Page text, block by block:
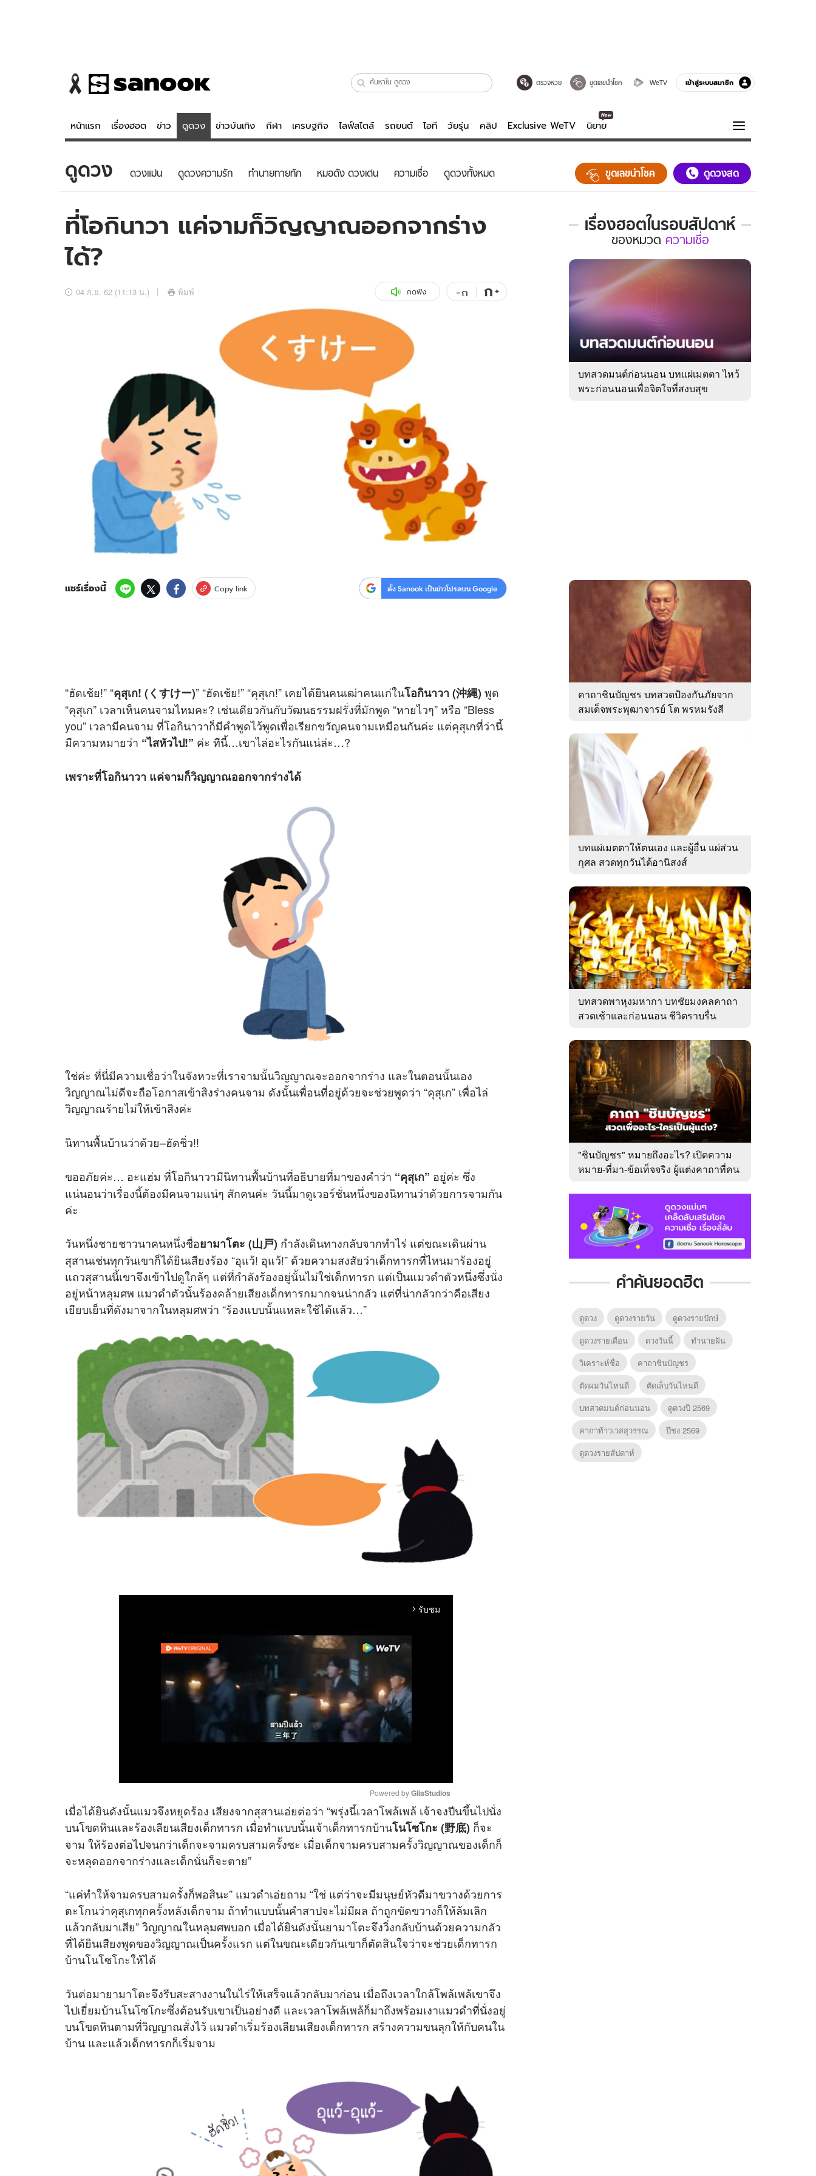
ตรวจหวย ขูดเลขนำโชค WeTV เข้าสู่ระบบสมาชิก
หน้าแรก เรื่องฮอต ข่าว ดูดวง ข่าวบันเทิง กีฬา เศรษฐกิจ ไลฟ์สไตล์ รถยนต์ ไอที วัยรุ่น คลิป Exclusive WeTV นิยาย
ข่าว
ข่าวบันเทิง
ข่าวกีฬา
ข่าวเศรษฐกิจ
อัปเดตจีน
ดูดวง - ตรวจหวย
สถิติหวยไทย
ไลฟ์สไตล์
วัยรุ่น
สุขภาพ
เที่ยว-กิน
Tasteful Thailand
Sanook Choice
ดูทีวี
ความรู้รอบตัว
ฮาวทู
ดาวน์โหลดสนุกแอปฟรี
บริษัท อิมเมจ ฟิวเจอร์ (ประเทศไทย) จำกัด
ดูดวง ดวงแม่น ดูดวงความรัก ทํานายทายทัก หมอดัง ดวงเด่น ความเชื่อ ดูดวงทั้งหมด ขูดเลขนำโชค ดูดวงสด
ที่โอกินาวา แค่จามก็วิญญาณออกจากร่าง
ได้?
04 ก.ย. 62 (11:13 น.) พิมพ์ กดฟัง -ก ก+
แชร์เรื่องนี้ Copy link ตั้ง Sanook เป็นข่าวโปรดบน Google
“ฮัดเช้ย!” “คุสุเก! (くすけー)” “ฮัดเช้ย!” “คุสุเก!” เคยได้ยินคนเฒ่าคนแก่ในโอกินาวา (沖縄) พูด
“คุสุเก” เวลาเห็นคนจามไหมคะ? เช่นเดียวกันกับวัฒนธรรมฝรั่งที่มักพูด “หายไวๆ” หรือ “Bless
you” เวลามีคนจาม ที่โอกินาวาก็มีคำพูดไว้พูดเพื่อเรียกขวัญคนจามเหมือนกันค่ะ แต่คุสุเกที่ว่านี้
มีความหมายว่า “ไสหัวไป!” ค่ะ ทีนี้…เขาไล่อะไรกันแน่ล่ะ…?
เพราะที่โอกินาวา แค่จามก็วิญญาณออกจากร่างได้
ใช่ค่ะ ที่นี่มีความเชื่อว่าในจังหวะที่เราจามนั้นวิญญาณจะออกจากร่าง และในตอนนั้นเอง
วิญญาณไม่ดีจะถือโอกาสเข้าสิงร่างคนจาม ดังนั้นเพื่อนที่อยู่ด้วยจะช่วยพูดว่า “คุสุเก” เพื่อไล่
วิญญาณร้ายไม่ให้เข้าสิงค่ะ
นิทานพื้นบ้านว่าด้วย–ฮัดชิ่ว!!
ขออภัยค่ะ… อะแฮ่ม ที่โอกินาวามีนิทานพื้นบ้านที่อธิบายที่มาของคำว่า “คุสุเก” อยู่ค่ะ ซึ่ง
แน่นอนว่าเรื่องนี้ต้องมีคนจามแน่ๆ สักคนค่ะ วันนี้มาดูเวอร์ชั่นหนึ่งของนิทานว่าด้วยการจามกัน
ค่ะ
วันหนึ่งชายชาวนาคนหนึ่งชื่อยามาโตะ (山戸) กำลังเดินทางกลับจากทำไร่ แต่ขณะเดินผ่าน
สุสานเช่นทุกวันเขาก็ได้ยินเสียงร้อง “อุแว้! อุแว้!” ด้วยความสงสัยว่าเด็กทารกที่ไหนมาร้องอยู่
แถวสุสานนี้เขาจึงเข้าไปดูใกล้ๆ แต่ที่กำลังร้องอยู่นั้นไม่ใช่เด็กทารก แต่เป็นแมวดำตัวหนึ่งซึ่งนั่ง
อยู่หน้าหลุมศพ แมวดำตัวนั้นร้องคล้ายเสียงเด็กทารกมากจนน่ากลัว แต่ที่น่ากลัวกว่าคือเสียง
เยียบเย็นที่ดังมาจากในหลุมศพว่า “ร้องแบบนั้นแหละใช้ได้แล้ว…”
arrow_forward_ios รับชม
M
u
Powered by GliaStudios
เมื่อได้ยินดังนั้นแมวจึงหยุดร้อง เสียงจากสุสานเอ่ยต่อว่า “พรุ่งนี้เวลาโพล้เพล้ เจ้าจงปีนขึ้นไปนั่ง
บนโขดหินและร้องเลียนเสียงเด็กทารก เมื่อทำแบบนั้นเจ้าเด็กทารกบ้านโนโซโกะ (野底) ก็จะ
จาม ให้ร้องต่อไปจนกว่าเด็กจะจามครบสามครั้งซะ เมื่อเด็กจามครบสามครั้งวิญญาณของเด็กก็
จะหลุดออกจากร่างและเด็กนั่นก็จะตาย”
“แค่ทำให้จามครบสามครั้งก็พอสินะ” แมวดำเอ่ยถาม “ใช่ แต่ว่าจะมีมนุษย์หัวดีมาขวางด้วยการ
ตะโกนว่าคุสุเกทุกครั้งหลังเด็กจาม ถ้าทำแบบนั้นคำสาปจะไม่มีผล ถ้าถูกขัดขวางก็ให้ล้มเลิก
แล้วกลับมาเสีย” วิญญาณในหลุมศพบอก เมื่อได้ยินดังนั้นยามาโตะจึงวิ่งกลับบ้านด้วยความกลัว
ที่ได้ยินเสียงพูดของวิญญาณเป็นครั้งแรก แต่ในขณะเดียวกันเขาก็ตัดสินใจว่าจะช่วยเด็กทารก
บ้านโนโซโกะให้ได้
วันต่อมายามาโตะจึงรีบสะสางงานในไร่ให้เสร็จแล้วกลับมาก่อน เมื่อถึงเวลาใกล้โพล้เพล้เขาจึง
ไปเยี่ยมบ้านโนโซโกะซึ่งต้อนรับเขาเป็นอย่างดี และเวลาโพล้เพล้ก็มาถึงพร้อมเงาแมวดำที่นั่งอยู่
บนโขดหินตามที่วิญญาณสั่งไว้ แมวดำเริ่มร้องเลียนเสียงเด็กทารก สร้างความขนลุกให้กับคนใน
บ้าน และแล้วเด็กทารกก็เริ่มจาม
เรื่องฮอตในรอบสัปดาห์
เรื่อง
ใน
รอบ
ของ
หมวด
ความ
ของหมวด ความเชื่อ
บทสวดมนต์ก่อนนอน บทแผ่เมตตา ไหว้
พระก่อนนอนเพื่อจิตใจที่สงบสุข
คาถาชินบัญชร บทสวดป้องกันภัยจาก
สมเด็จพระพุฒาจารย์ โต พรหมรังสี
บทแผ่เมตตาให้ตนเอง และผู้อื่น แผ่ส่วน
กุศล สวดทุกวันได้อานิสงส์
บทสวดพาหุงมหากา บทชัยมงคลคาถา
สวดเช้าและก่อนนอน ชีวิตราบรื่น
"ชินบัญชร" หมายถึงอะไร? เปิดความ
หมาย-ที่มา-ข้อเท็จจริง ผู้แต่งคาถาที่คน
คำค้นยอดฮิต
ดูดวง ดูดวงรายวัน
ดูดวงรายปักษ์
ดูดวงรายเดือน
ดวงวันนี้
ทํานายฝัน
วิเคราะห์ชื่อ
คาถาชินบัญชร
ตัดผมวันไหนดี
ตัดเล็บวันไหนดี
บทสวดมนต์ก่อนนอน
ดูดวงปี 2569
คาถาท้าวเวสสุวรรณ
ปีชง 2569
ดูดวงรายสัปดาห์